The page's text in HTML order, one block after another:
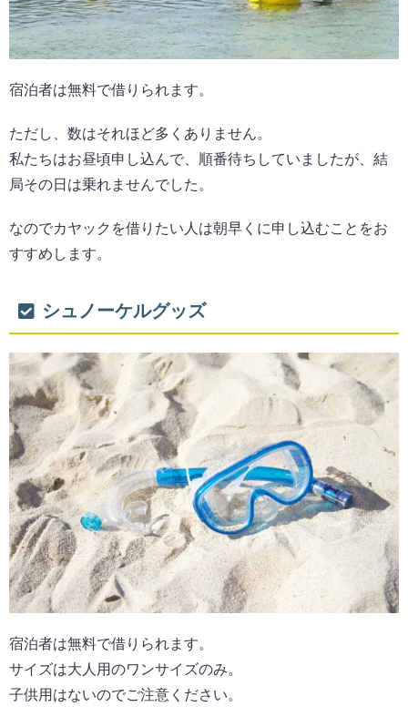
宿泊者は無料で借りられます。
ただし、数はそれほど多くありません。
私たちはお昼頃申し込んで、順番待ちしていましたが、結
局その日は乗れませんでした。
なのでカヤックを借りたい人は朝早くに申し込むことをお
すすめします。
シュノーケルグッズ
宿泊者は無料で借りられます。
サイズは大人用のワンサイズのみ。
子供用はないのでご注意ください。